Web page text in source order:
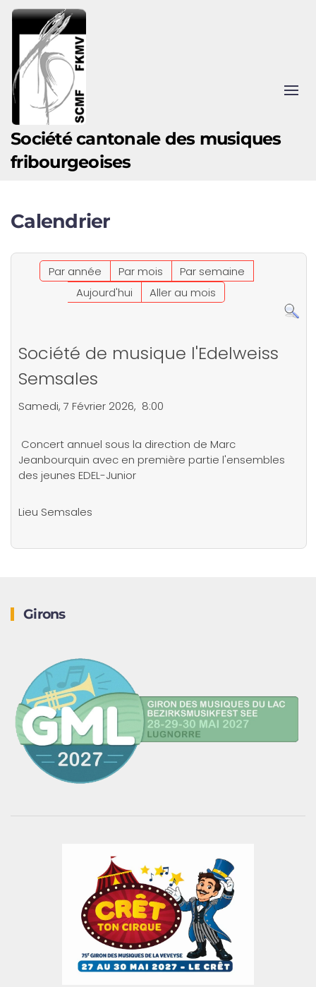
Accéder au contenu principal
Société cantonale des musiques
fribourgeoises
Calendrier
Par année Par mois
Par semaine
Aujourd'hui
Aller au mois
Société de musique l'Edelweiss
Semsales
Samedi, 7 Février 2026, 8:00
Concert annuel sous la direction de Marc
Jeanbourquin avec en première partie l'ensembles
des jeunes EDEL-Junior
Lieu Semsales
Girons